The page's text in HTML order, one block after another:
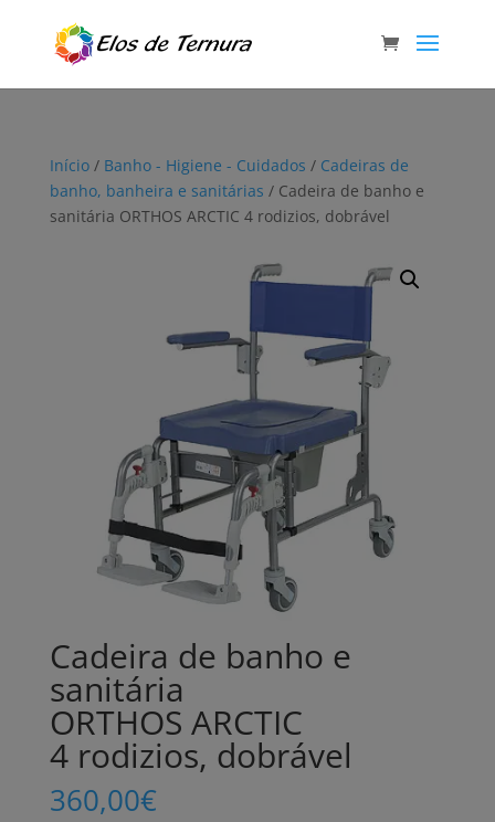
Início/ Banho - Higiene - Cuidados / Cadeiras de
banho, banheira e sanitárias / Cadeira de banho e
sanitária ORTHOS ARCTIC 4 rodizios, dobrável
Cadeira de banho e
sanitária
ORTHOS ARCTIC
4 rodizios, dobrável
360,00€